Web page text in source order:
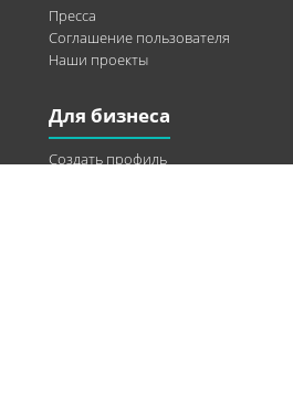
Пресса
Соглашение пользователя
Наши проекты
Для бизнеса
Создать профиль